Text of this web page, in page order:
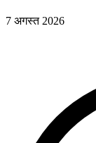
7 अगस्त 2026